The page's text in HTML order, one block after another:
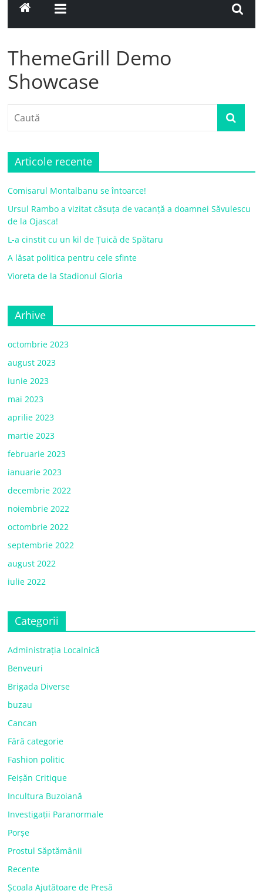
ThemeGrill Demo
Showcase
Articole recente
Comisarul Montalbanu se întoarce!
Ursul Rambo a vizitat căsuța de vacanță a doamnei Săvulescu
de la Ojasca!
L-a cinstit cu un kil de Țuică de Spătaru
A lăsat politica pentru cele sfinte
Vioreta de la Stadionul Gloria
Arhive
octombrie 2023
august 2023
iunie 2023
mai 2023
aprilie 2023
martie 2023
februarie 2023
ianuarie 2023
decembrie 2022
noiembrie 2022
octombrie 2022
septembrie 2022
august 2022
iulie 2022
Categorii
Administrația Localnică
Benveuri
Brigada Diverse
buzau
Cancan
Fără categorie
Fashion politic
Feișăn Critique
Incultura Buzoiană
Investigații Paranormale
Porșe
Prostul Săptămânii
Recente
Școala Ajutătoare de Presă